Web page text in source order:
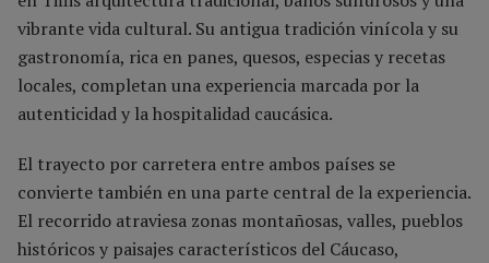
vibrante vida cultural. Su antigua tradición vinícola y su
gastronomía, rica en panes, quesos, especias y recetas
locales, completan una experiencia marcada por la
autenticidad y la hospitalidad caucásica.
El trayecto por carretera entre ambos países se
convierte también en una parte central de la experiencia.
El recorrido atraviesa zonas montañosas, valles, pueblos
históricos y paisajes característicos del Cáucaso,